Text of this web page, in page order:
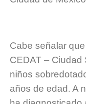
Cabe señalar
CEDAT – Ciudad
niños
años de edad. A